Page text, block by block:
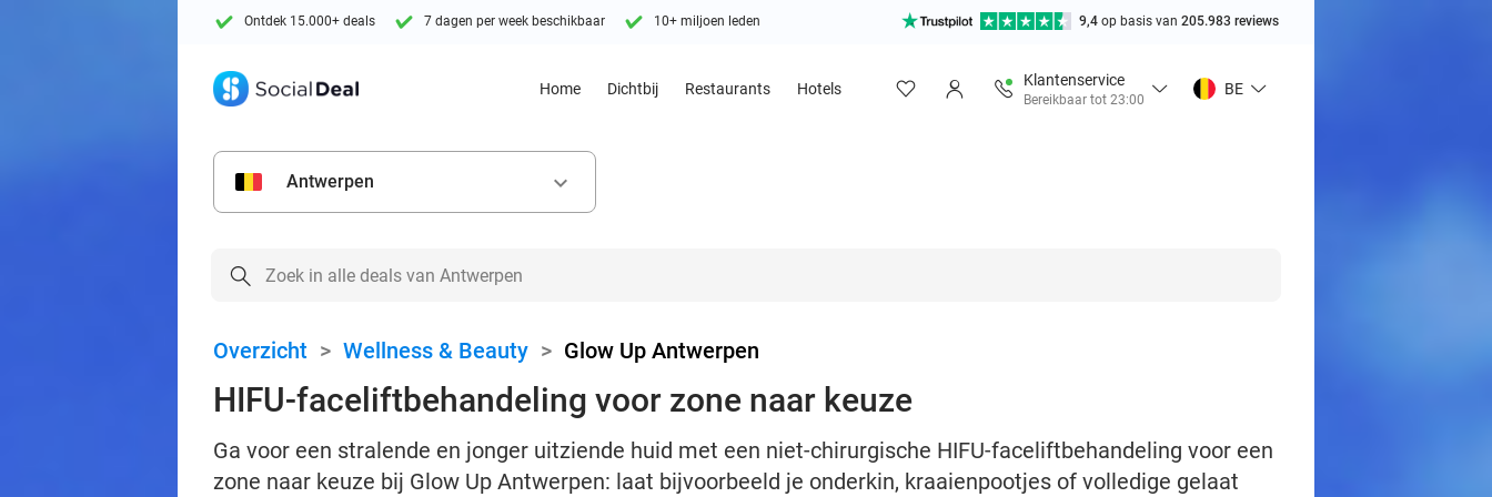
Ontdek 15.000+ deals 7 dagen per week beschikbaar 10+ miljoen leden 9,4 op basis van 205.983 reviews
Home Dichtbij Restaurants Hotels
Klantenservice
Bereikbaar tot 23:00
BE
Antwerpen keyboard_arrow_down
Overzicht > Wellness & Beauty > Glow Up Antwerpen
HIFU-faceliftbehandeling voor zone naar keuze
Ga voor een stralende en jonger uitziende huid met een niet-chirurgische HIFU-faceliftbehandeling voor een
zone naar keuze bij Glow Up Antwerpen: laat bijvoorbeeld je onderkin, kraaienpootjes of volledige gelaat